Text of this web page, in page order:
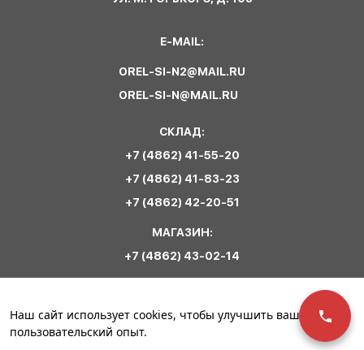
E-MAIL:
OREL-SI-N2@MAIL.RU
OREL-SI-N@MAIL.RU
СКЛАД:
+7 (4862) 41-55-20
+7 (4862) 41-83-23
+7 (4862) 42-20-51
МАГАЗИН:
+7 (4862) 43-02-14
Обратная связь
Наш сайт использует cookies, чтобы улучшить ваш
пользовательский опыт.